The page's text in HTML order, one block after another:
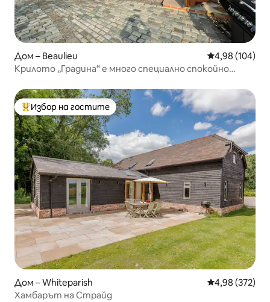
Дом – Beaulieu Средна
4,98 (104)
Крилото „Градина“ е много специално спокойно
Най-популярен избор на гостите
Избор на гостите
Дом – Whiteparish Средна
4,98 (372)
Хамбарът на Страйд